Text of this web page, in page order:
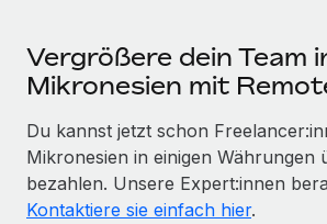
Vergrößere dein Team
Mikronesien mit
Du kannst jetzt schon
Mikronesien in einigen Währungen
bezahlen. Unsere Expert:innen
Kontaktiere sie einfach hier.